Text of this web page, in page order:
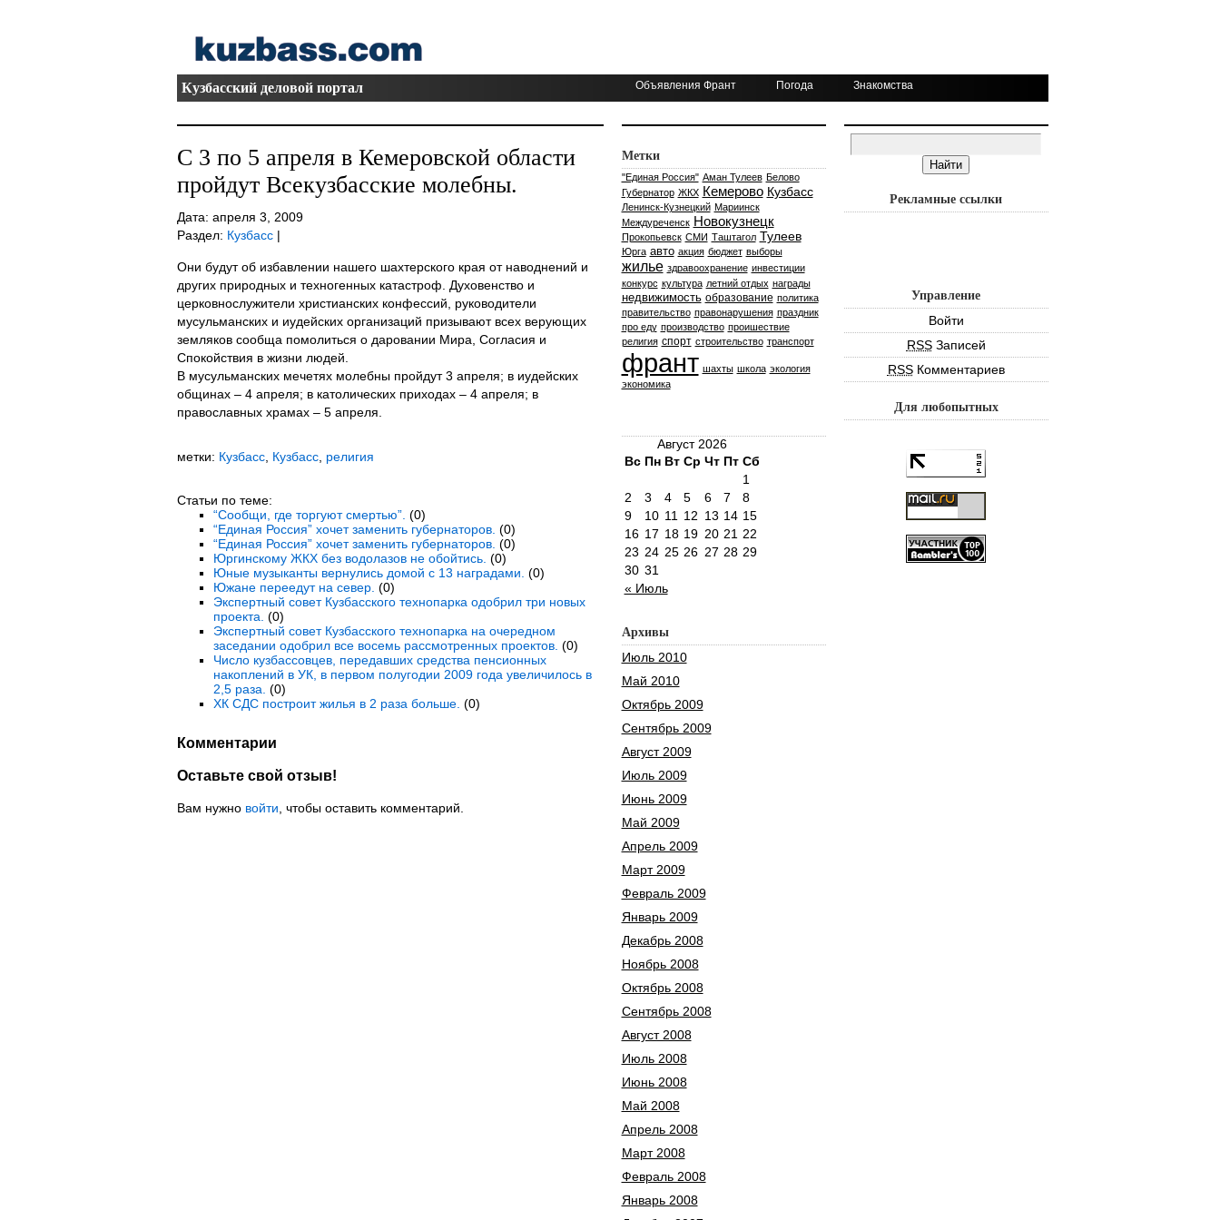
Кузбасский деловой портал Объявления Франт Погода Знакомства
С 3 по 5 апреля в Кемеровской области
пройдут Всекузбасские молебны.
Дата: апреля 3, 2009
Раздел: Кузбасс|
Они будут об избавлении нашего шахтерского края от наводнений и
других природных и техногенных катастроф. Духовенство и
церковнослужители христианских конфессий, руководители
мусульманских и иудейских организаций призывают всех верующих
земляков сообща помолиться о даровании Мира, Согласия и
Спокойствия в жизни людей.
В мусульманских мечетях молебны пройдут 3 апреля; в иудейских
общинах – 4 апреля; в католических приходах – 4 апреля; в
православных храмах – 5 апреля.
метки: Кузбасс, Кузбасс, религия
Статьи по теме:
“Сообщи, где торгуют смертью”. (0)
“Единая Россия” хочет заменить губернаторов. (0)
“Единая Россия” хочет заменить губернаторов. (0)
Юргинскому ЖКХ без водолазов не обойтись. (0)
Юные музыканты вернулись домой с 13 наградами. (0)
Южане переедут на север. (0)
Экспертный совет Кузбасского технопарка одобрил три новых
проекта. (0)
Экспертный совет Кузбасского технопарка на очередном
заседании одобрил все восемь рассмотренных проектов. (0)
Число кузбассовцев, передавших средства пенсионных
накоплений в УК, в первом полугодии 2009 года увеличилось в
2,5 раза. (0)
ХК СДС построит жилья в 2 раза больше. (0)
Комментарии
Оставьте свой отзыв!
Вам нужно войти , чтобы оставить комментарий.
Метки
"Единая Россия" Аман Тулеев Белово
Губернатор ЖКХ Кемерово Кузбасс
Ленинск-Кузнецкий Мариинск
Междуреченск Новокузнецк
Прокопьевск СМИ Таштагол Тулеев
Юрга авто акция бюджет выборы
жилье здравоохранение инвестиции
конкурс культура летний отдых награды
недвижимость образование политика
правительство правонарушения праздник
про еду производство проишествие
религия спорт строительство транспорт
франт шахты школа экология
экономика
Август 2026
Вс Пн Вт Ср Чт Пт Сб
« Июль
1
2
3 4 5 6 7
8
9
10 11 12 13 14 15
16 17 18 19 20 21 22
23 24 25 26 27 28 29
30 31
Архивы
Июль 2010
Май 2010
Октябрь 2009
Сентябрь 2009
Август 2009
Июль 2009
Июнь 2009
Май 2009
Апрель 2009
Март 2009
Февраль 2009
Январь 2009
Декабрь 2008
Ноябрь 2008
Октябрь 2008
Сентябрь 2008
Август 2008
Июль 2008
Июнь 2008
Май 2008
Апрель 2008
Март 2008
Февраль 2008
Январь 2008
Рекламные ссылки
Управление
Войти
RSSЗаписей
RSSКомментариев
Для любопытных